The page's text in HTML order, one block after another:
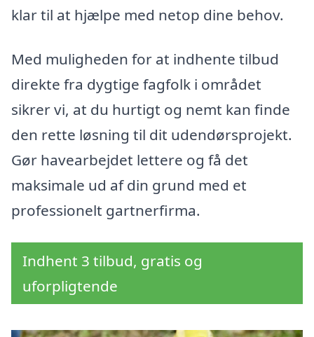
klar til at hjælpe med netop dine behov.
Med muligheden for at indhente tilbud
direkte fra dygtige fagfolk i området
sikrer vi, at du hurtigt og nemt kan finde
den rette løsning til dit udendørsprojekt.
Gør havearbejdet lettere og få det
maksimale ud af din grund med et
professionelt gartnerfirma.
Indhent 3 tilbud, gratis og
uforpligtende